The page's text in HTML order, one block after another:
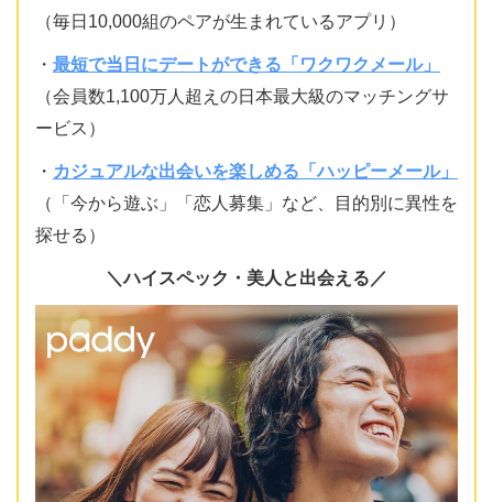
（毎日10,000組のペアが生まれているアプリ）
・ 最短で当日にデートができる「ワクワクメール」
（会員数1,100万人超えの日本最大級のマッチングサ
ービス）
・ カジュアルな出会いを楽しめる「ハッピーメール」
（「今から遊ぶ」「恋人募集」など、目的別に異性を
探せる）
＼ハイスペック・美人と出会える／